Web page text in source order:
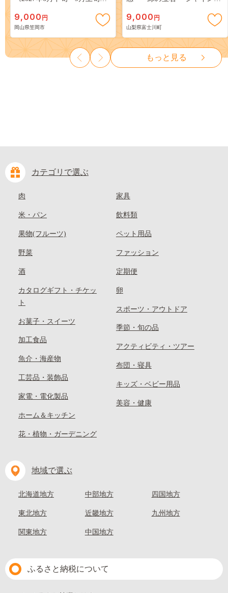
岡山 はくとう スイーツ フル
ーツ 果物 デザート 旬 モモ も
も 先行予約 送料無料 果物 岡
山県 笠岡市 清水白桃 白鳳 白
麗 クール便---
kasaoka_zsy_419_100---
9,000 円
岡山県笠岡市
３房） フルーツ 山梨県産 果
物 くだもの シャイン マスカ
ット ぶどう ブドウ 葡萄 大粒
種なし 先行予約 富士川町
10000円 一万円 9000円 九千円
9,000 円
山梨県富士川町
もっと見る
カテゴリで選ぶ
肉
米・パン
果物(フルーツ)
野菜
酒
カタログギフト・チケッ
ト
お菓子・スイーツ
加工食品
魚介・海産物
工芸品・装飾品
家電・電化製品
ホーム＆キッチン
花・植物・ガーデニング
家具
飲料類
ペット用品
ファッション
定期便
卵
スポーツ・アウトドア
季節・旬の品
アクティビティ・ツアー
布団・寝具
キッズ・ベビー用品
美容・健康
地域で選ぶ
北海道地方
東北地方
関東地方
中部地方
近畿地方
中国地方
四国地方
九州地方
ふるさと納税について